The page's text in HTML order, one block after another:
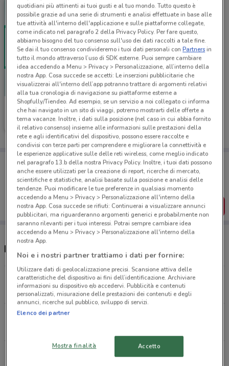
PosteMobile
Scade il 05/09 199 m
Porta DoveConviene sempre con te!
Puoi trovare le migliori offerte dei negozi vicino a te,
salvarle e creare la tua lista del risparmio, comodamente
dal tuo cellulare.
SCARICA L’APP
Negozi PosteMobile a Aprilia
Via De Gasperi Alcide 67 Aprilia
199 m
Via Degli Oleandri 118 Aprilia
quotidiani più attinenti ai tuoi gusti e al tuo mondo. Tutto questo è
possibile grazie ad una serie di strumenti e analisi effettuate in base alle
tue attività all'interno dell'applicazione e sulle piattaforme collegate,
come indicato nel paragrafo 2 della Privacy Policy. Per fare questo,
abbiamo bisogno del tuo consenso sull'uso dei dati raccolti a tale fine.
Se dai il tuo consenso condivideremo i tuoi dati personali conPartnersin
tutto il mondo attraverso l’uso di SDK esterne. Puoi sempre cambiare
idea accedendo a Menu > Privacy > Personalizzazione, all’interno della
nostra App. Cosa succede se accetti: Le inserzioni pubblicitarie che
visualizzerai all'interno dell’app potranno trattare di argomenti relativi
alla tua cronologia di navigazione su piattaforme esterne a
Shopfully/Tiendeo. Ad esempio, se un servizio a noi collegato ci informa
che hai navigato in un sito di viaggi, potremo mostrarti delle offerte a
tema vacanze. Inoltre, i dati sulla posizione (nel caso in cui abbia fornito
il relativo consenso) insieme alle informazioni sulle prestazioni della
rete e agli identificativi del dispositivo, possono essere raccolte e
condivisi con terze parti per comprendere e migliorare la connettività e
le esperienze applicative sulle delle reti wireless, come meglio indicato
nel paragrafo 13.b della nostra Privacy Policy. Inoltre, i tuoi dati possono
anche essere utilizzati per la creazione di report, ricerche di mercato,
scientifiche e statistiche, analisi basate sulla posizione e analisi delle
tendenze. Puoi modificare le tue preferenze in qualsiasi momento
accedendo a Menu > Privacy > Personalizzazione all'interno della
nostra App. Cosa succede se rifiuti: Continuerai a visualizzare annunci
pubblicitari, ma riguarderanno argomenti generici e probabilmente non
saranno rilevanti per i tuoi interessi. Potrai sempre cambiare idea
accedendo a Menu > Privacy > Personalizzazione all'interno della
nostra App.
Noi e i nostri partner trattiamo i dati per fornire:
Utilizzare dati di geolocalizzazione precisi. Scansione attiva delle
caratteristiche del dispositivo ai fini dell’identificazione. Archiviare
informazioni su dispositivo e/o accedervi. Pubblicità e contenuti
personalizzati, misurazione delle prestazioni dei contenuti e degli
annunci, ricerche sul pubblico, sviluppo di servizi.
Elenco dei partner
Mostra finalità Accetto